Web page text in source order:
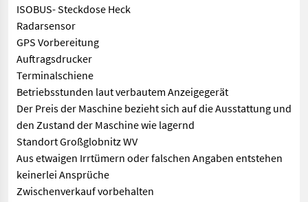
ISOBUS- Steckdose Heck
Radarsensor
GPS Vorbereitung
Auftragsdrucker
Terminalschiene
Betriebsstunden laut verbautem Anzeigegerät
Der Preis der Maschine bezieht sich auf die Ausstattung und
den Zustand der Maschine wie lagernd
Standort Großglobnitz WV
Aus etwaigen Irrtümern oder falschen Angaben entstehen
keinerlei Ansprüche
Zwischenverkauf vorbehalten